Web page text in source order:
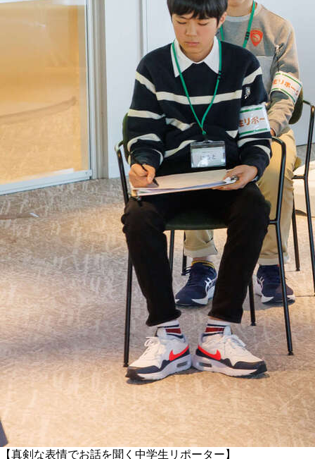
【真剣な表情でお話を聞く中学生リポーター】